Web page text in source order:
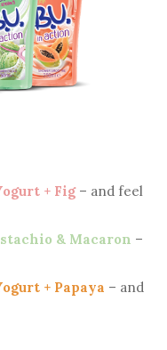
+ Fig– and feel
& Macaron –
+ Papaya – and